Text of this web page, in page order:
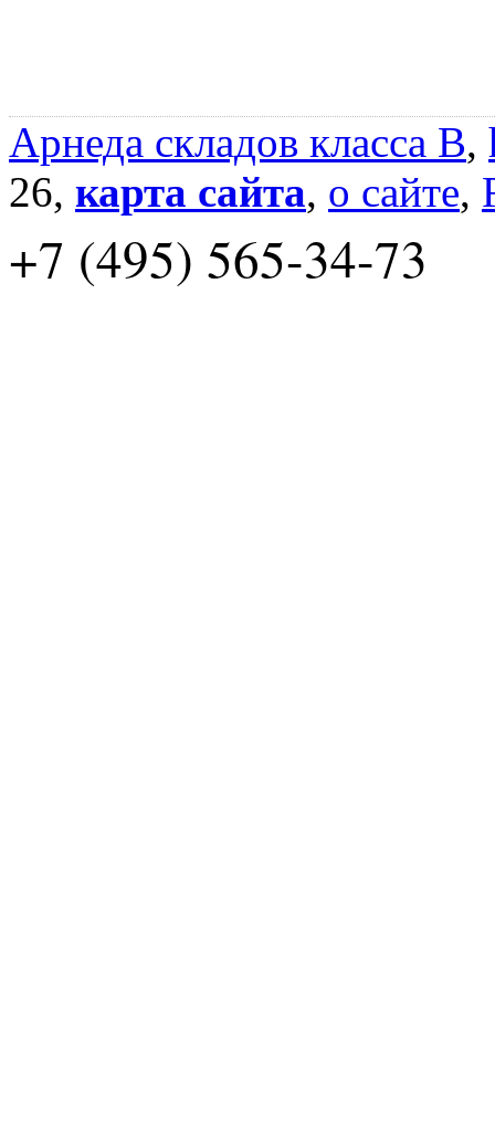
Арнеда складов класса B,
26, карта сайта, о сайте,
+7 (495) 565-34-73